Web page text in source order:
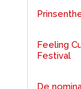
Feeling
Festival
De